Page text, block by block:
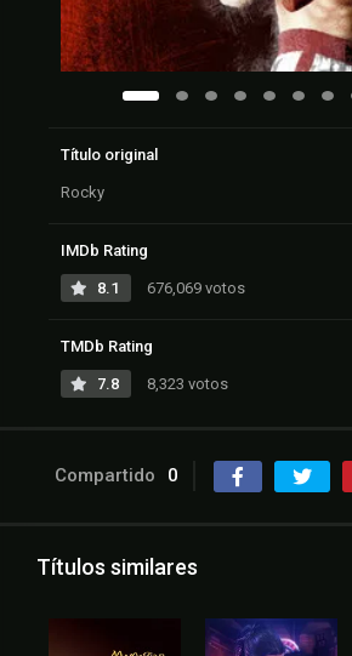
Título original
Rocky
IMDb Rating
8.1 676,069 votos
TMDb Rating
7.8 8,323 votos
Compartido 0
Títulos similares